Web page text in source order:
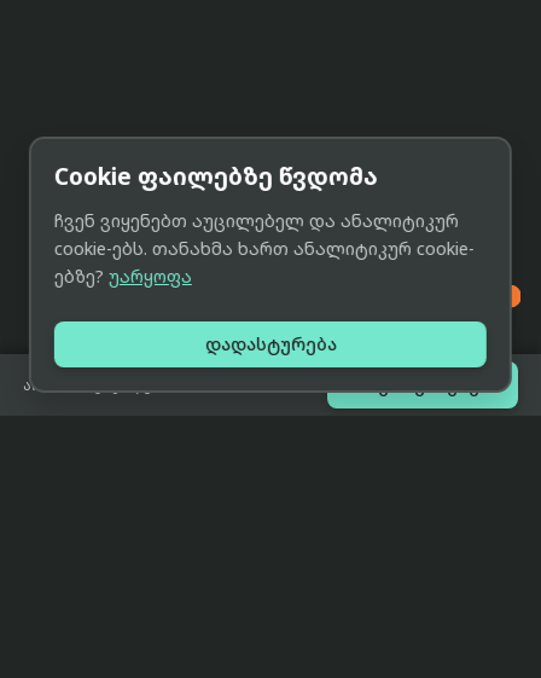
არ არის გაყიდვაში შეთავაზებები

Cookie ფაილებზე წვდომა
ჩვენ ვიყენებთ აუცილებელ და ანალიტიკურ
cookie-ებს. თანახმა ხართ ანალიტიკურ cookie-
ებზე? უარყოფა
დადასტურება